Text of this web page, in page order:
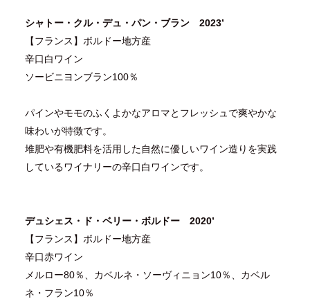
シャトー・クル・デュ・パン・ブラン 2023’
【フランス】ボルドー地方産
辛口白ワイン
ソービニヨンブラン100％
パインやモモのふくよかなアロマとフレッシュで爽やかな
味わいが特徴です。
堆肥や有機肥料を活用した自然に優しいワイン造りを実践
しているワイナリーの辛口白ワインです。
デュシェス・ド・ベリー・ボルドー 2020’
【フランス】ボルドー地方産
辛口赤ワイン
メルロー80％、カベルネ・ソーヴィニョン10％、カベル
ネ・フラン10％